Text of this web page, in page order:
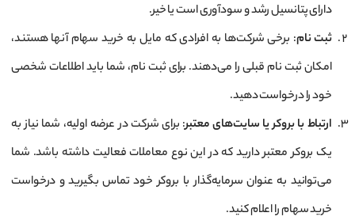
دارای پتانسیل رشد و سودآوری است یا خیر.
ثبت نام: برخی شرکت‌ها به افرادی که مایل به خرید سهام آنها هستند،
امکان ثبت نام قبلی را می‌دهند. برای ثبت نام، شما باید اطلاعات شخصی
خود را درخواست دهید.
ارتباط با بروکر یا سایت‌های معتبر: برای شرکت در عرضه اولیه، شما نیاز به
یک بروکر معتبر دارید که در این نوع معاملات فعالیت داشته باشد. شما
می‌توانید به عنوان سرمایه‌گذار با بروکر خود تماس بگیرید و درخواست
خرید سهام را اعلام کنید.